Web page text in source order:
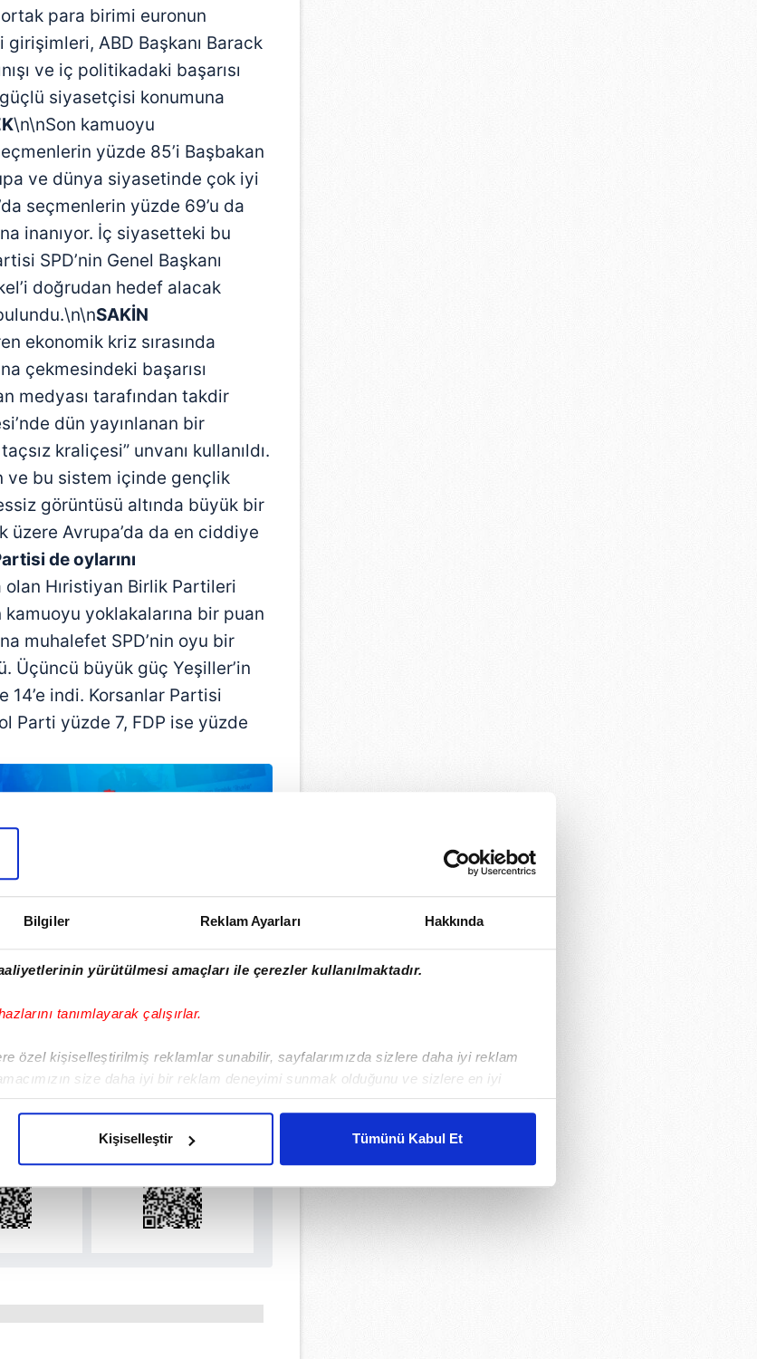
Bilgiler Reklam Ayarları Hakkında
yürütülmesi amaçları ile çerezler kullanılmaktadır.
tanımlayarak çalışırlar.
özel kişiselleştirilmiş reklamlar sunabilir, sayfalarımızda sizlere daha iyi reklam
size daha iyi bir reklam deneyimi sunmak olduğunu ve sizlere en iyi
çabayı gösterdiğimizi ve bu noktada, reklamların maliyetlerimizi karşılamak
izin vermedikleri takdirde, kullanıcılara hedefli reklamlar gösterilmeyecektir."
İnternet Sitemizde kendimize ve üçüncü kişilere ait çerezler kullanılmaktadır. Bu
işlenmekte olup gerekli olan çerezler bilgi toplumu hizmetlerinin sunulması
Kişiselleştir Tümünü Kabul Et
para birimi euronun
ABD Başkanı Barack
ve iç politikadaki başarısı
güçlü siyasetçisi konumuna
\n\nSon kamuoyu
yüzde 85’i Başbakan
ve dünya siyasetinde çok iyi
seçmenlerin yüzde 69’u da
inanıyor. İç siyasetteki bu
SPD’nin Genel Başkanı
doğrudan hedef alacak
SAKİN
ekonomik kriz sırasında
çekmesindeki başarısı
medyası tarafından takdir
dün yayınlanan bir
kraliçesi” unvanı kullanıldı.
ve bu sistem içinde gençlik
görüntüsü altında büyük bir
üzere Avrupa’da da en ciddiye
de oylarını
olan Hıristiyan Birlik Partileri
yoklakalarına bir puan
muhalefet SPD’nin oyu bir
Üçüncü büyük güç Yeşiller’in
indi. Korsanlar Partisi
Parti yüzde 7, FDP ise yüzde
İndirin
Keşfedin!